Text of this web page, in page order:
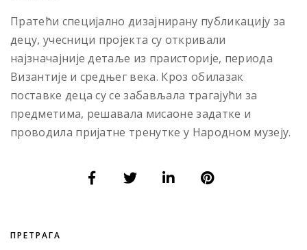
Пратећи специјално дизајнирану публикацију за
децу, учесници пројекта су откривали
најзначајније детаље из праисторије, периода
Византије и средњег века. Кроз обилазак
поставке деца су се забављала трагајући за
предметима, решавала мисаоне задатке и
проводила пријатне тренутке у Народном музеју.
ПРЕТРАГА